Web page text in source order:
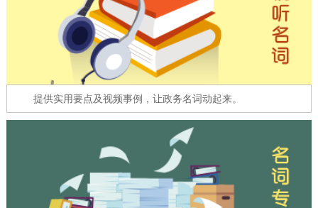
参与调查 在线访谈 图说互动
北京概况 十六区概览
图说北京
提供实用要点及视频事例，让政务名词动起来。